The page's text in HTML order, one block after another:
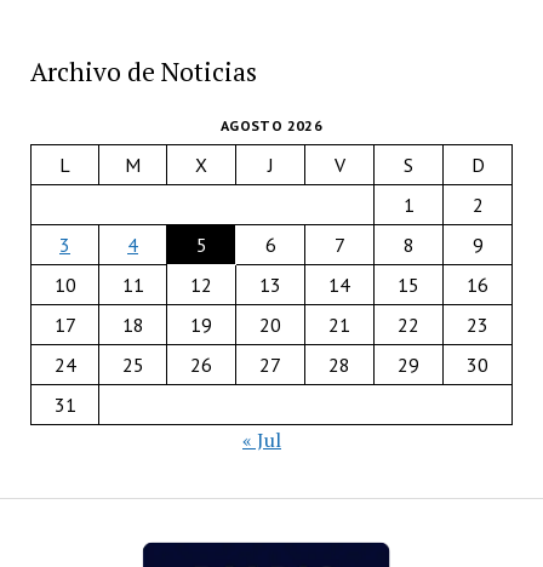
Archivo de Noticias
AGOSTO 2026
L M X J V S
D
1
2
3
4 5 6 7 8
9
10
11 12 13 14 15
16
17
18 19 20 21 22
23
24
25 26 27 28 29
30
31
« Jul